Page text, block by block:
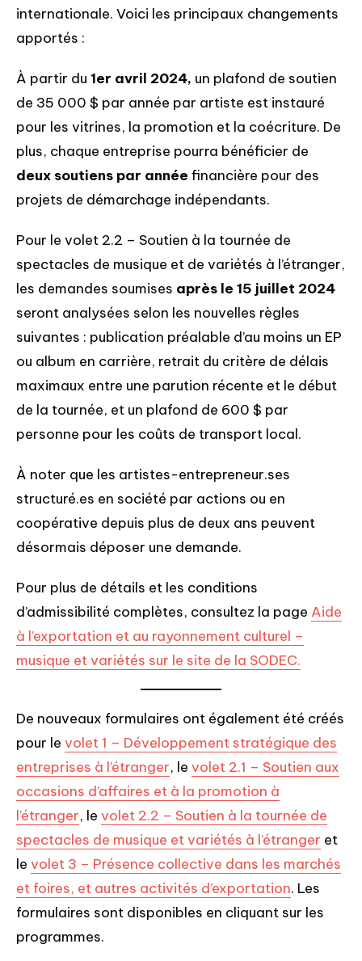
internationale. Voici les principaux changements
apportés :
À partir du 1er avril 2024, un plafond de soutien
de 35 000 $ par année par artiste est instauré
pour les vitrines, la promotion et la coécriture. De
plus, chaque entreprise pourra bénéficier de
deux soutiens par année financière pour des
projets de démarchage indépendants.
Pour le volet 2.2 – Soutien à la tournée de
spectacles de musique et de variétés à l’étranger,
les demandes soumises après le 15 juillet 2024
seront analysées selon les nouvelles règles
suivantes : publication préalable d’au moins un EP
ou album en carrière, retrait du critère de délais
maximaux entre une parution récente et le début
de la tournée, et un plafond de 600 $ par
personne pour les coûts de transport local.
À noter que les artistes-entrepreneur.ses
structuré.es en société par actions ou en
coopérative depuis plus de deux ans peuvent
désormais déposer une demande.
Pour plus de détails et les conditions
d’admissibilité complètes, consultez la page Aide
à l’exportation et au rayonnement culturel –
musique et variétés sur le site de la SODEC.
De nouveaux formulaires ont également été créés
pour le volet 1 – Développement stratégique des
entreprises à l’étranger, le volet 2.1 – Soutien aux
occasions d’affaires et à la promotion à
l’étranger, le volet 2.2 – Soutien à la tournée de
spectacles de musique et variétés à l’étranger et
le volet 3 – Présence collective dans les marchés
et foires, et autres activités d’exportation. Les
formulaires sont disponibles en cliquant sur les
programmes.